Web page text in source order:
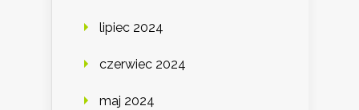
lipiec 2024
czerwiec 2024
maj 2024